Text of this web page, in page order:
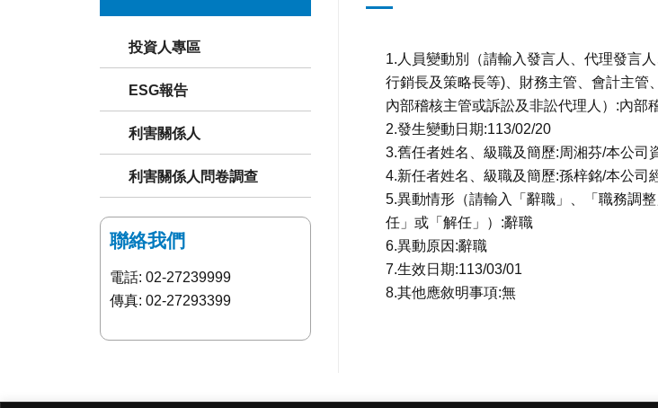
投資人專區
ESG報告
利害關係人
利害關係人問卷調查
聯絡我們
電話: 02-27239999
傳真: 02-27293399
1.人員變動別（請輸入發言人、代理發言
行銷長及策略長等)、財務主管、會計主管
內部稽核主管或訴訟及非訟代理人）:內部
2.發生變動日期:113/02/20
3.舊任者姓名、級職及簡歷:周湘芬/本公司
4.新任者姓名、級職及簡歷:孫梓銘/本公司
5.異動情形（請輸入「辭職」、「職務調
任」或「解任」）:辭職
6.異動原因:辭職
7.生效日期:113/03/01
8.其他應敘明事項:無